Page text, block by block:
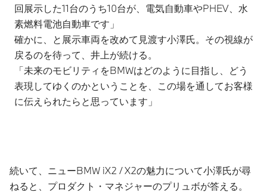
回展示した11台のうち10台が、電気自動車やPHEV、水
素燃料電池自動車です」
確かに、と展示車両を改めて見渡す小澤氏。その視線が
戻るのを待って、井上が続ける。
「未来のモビリティをBMWはどのように目指し、どう
表現してゆくのかということを、この場を通してお客様
に伝えられたらと思っています」
続いて、ニューBMW iX2 / X2の魅力について小澤氏が尋
ねると、プロダクト・マネジャーのプリュボが答える。